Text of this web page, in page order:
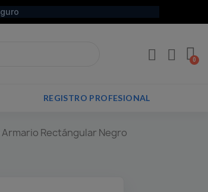
REGISTRO PROFESIONAL
Rectángular Negro